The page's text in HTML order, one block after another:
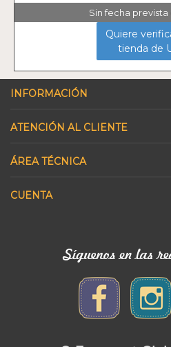
Sin fecha
Quiere
tienda de
INFORMACIÓN
ATENCIÓN AL CLIENTE
ÁREA TÉCNICA
CUENTA